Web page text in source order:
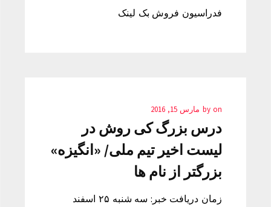
فدراسیون فروش بک لینک
by on مارس 15, 2016
درس بزرگ کی روش در
لیست اخیر تیم ملی/ «انگیزه»
بزرگتر از نام ها
زمان دریافت خبر: سه شنبه ۲۵ اسفند